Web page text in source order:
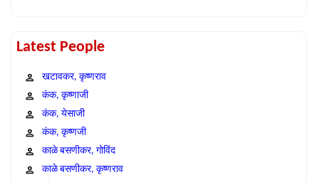
Latest People
खटावकर, कृष्णराव
कंक, कृष्णाजी
कंक, येसाजी
कंक, कृष्णजी
काळे बसणीकर, गोविंद
काळे बसणीकर, कृष्णराव